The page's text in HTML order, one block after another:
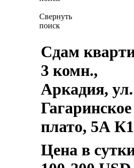
Свернуть
поиск
Сдам
3 комн.,
Аркадия, ул.
Гагаринское
плато, 5А К1
Цена в